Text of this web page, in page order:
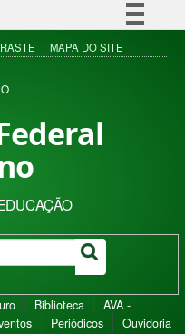
Simplifique!
Acesso à informação
MAPA DO SITE
Biblioteca
AVA -
Periódicos Ouvidoria